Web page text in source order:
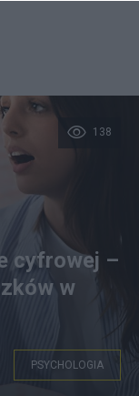
138
cyfrowej –
w
PSYCHOLOGIA